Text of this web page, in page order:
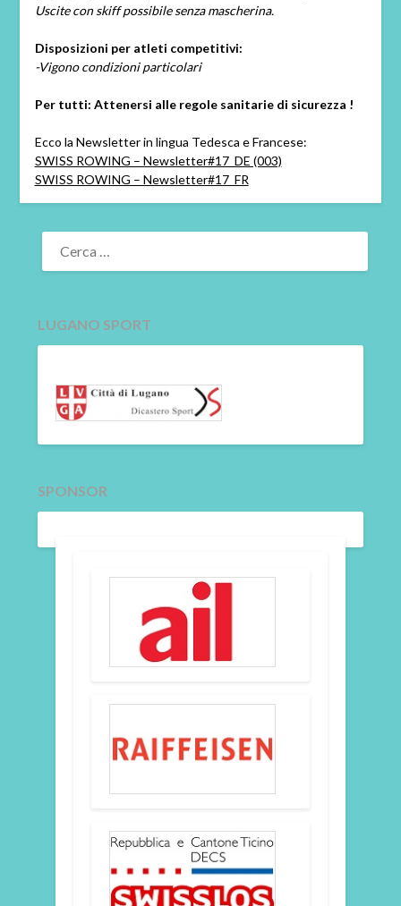
Uscite con skiff possibile senza mascherina.
Disposizioni per atleti competitivi:
-Vigono condizioni particolari
Per tutti: Attenersi alle regole sanitarie di sicurezza !
Ecco la Newsletter in lingua Tedesca e Francese:
SWISS ROWING – Newsletter#17_DE (003)
SWISS ROWING – Newsletter#17_FR
RICERCA
PER:
LUGANO SPORT
SPONSOR